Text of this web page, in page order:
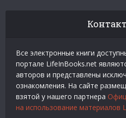
Все электронные книги
портале LifeInBooks.net
авторов и представлены
ознакомления. На сайте
взятой у нашего партнера
на использование материалов